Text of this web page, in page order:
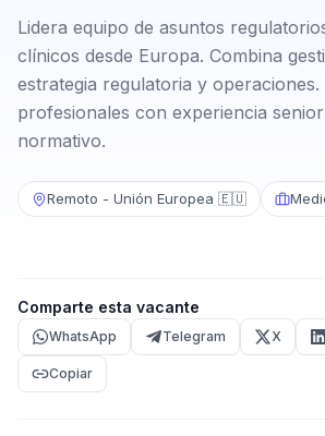
Lidera equipo de asuntos
clínicos desde Europa. Combina
estrategia regulatoria y
profesionales con experiencia
normativo.
Remoto - Unión Europea 🇪🇺
Comparte esta vacante
WhatsApp Telegram X
Copiar